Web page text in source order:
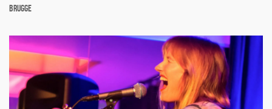
Brugge